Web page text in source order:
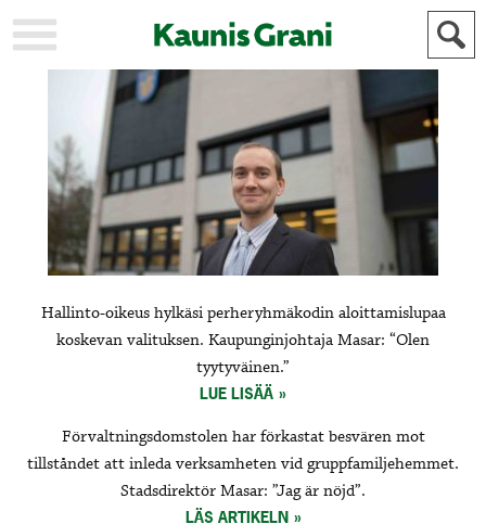
KAUPUNKI
STADEN
AJANKOHTAISTA
AKTUELLT
URHEILU
IDROTT
KULTTUURI
KULTUR
HISTORIA
HISTORIA
YLEINEN
ALLMÄN
MAINOSTAJILLE
FÖR
ANNONSÖRER
Hallinto-oikeus hylkäsi perheryhmäkodin aloittamislupaa
koskevan valituksen. Kaupunginjohtaja Masar: “Olen
tyytyväinen.”
LUE LISÄÄ
Förvaltningsdomstolen har förkastat besvären mot
tillståndet att inleda verksamheten vid gruppfamiljehemmet.
Stadsdirektör Masar: ”Jag är nöjd”.
LÄS ARTIKELN